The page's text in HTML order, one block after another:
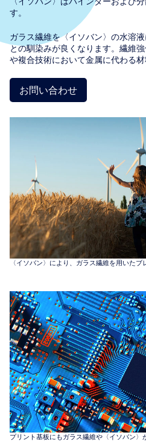
す。
ガラス繊維を〈イソバン〉の水溶
との馴染みが良くなります。繊維
や複合技術において金属に代わる材
お問い合わせ
〈イソバン〉により、ガラス繊維を用いたブ
プリント基板にもガラス繊維や〈イソバン〉